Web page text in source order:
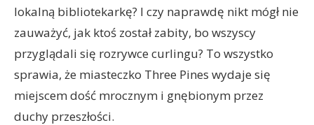
lokalną bibliotekarkę? I czy naprawdę nikt mógł nie
zauważyć, jak ktoś został zabity, bo wszyscy
przyglądali się rozrywce curlingu? To wszystko
sprawia, że miasteczko Three Pines wydaje się
miejscem dość mrocznym i gnębionym przez
duchy przeszłości.